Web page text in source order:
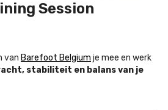
Session
van Barefoot Belgium je mee en werk
stabiliteit en balans van je